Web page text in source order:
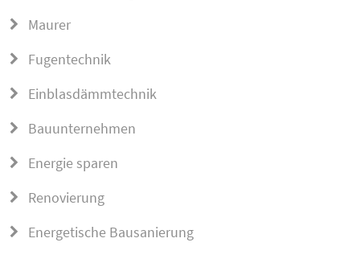
Maurer
Fugentechnik
Einblasdämmtechnik
Bauunternehmen
Energie sparen
Renovierung
Energetische Bausanierung